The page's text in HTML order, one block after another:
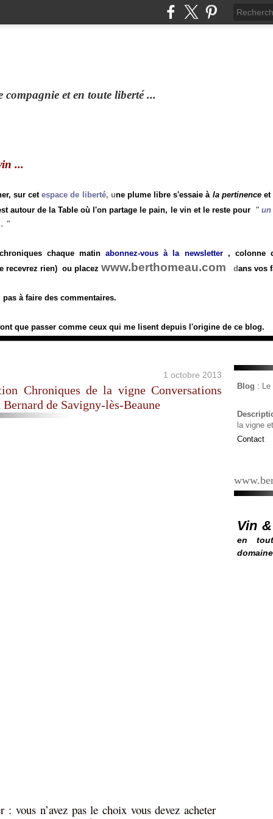
compagnie et en toute liberté ...
...
sur cetespace de liberté, une plume libre s'essaie à la pertinenceet
autour de la Table où l'on partage le pain, le vin et le reste pour "un
"
chaque matinabonnez-vous à la newsletter, colonne
recevrez rien) ou placez www.berthomeau.com dans vos
à faire des commentaires.
que passer comme ceux qui me lisent depuis l'origine de ce blog.
1 octobre 2013
Chroniques de la vigne Conversations
de Savigny-lès-Beaune
vous n’avez pas le choix vous devez acheter
Blog : Le
la vigne
Contact
Vin
en